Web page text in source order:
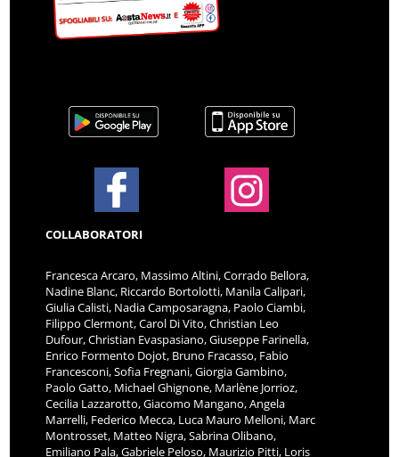
COLLABORATORI
Francesca Arcaro, Massimo Altini, Corrado Bellora,
Nadine Blanc, Riccardo Bortolotti, Manila Calipari,
Giulia Calisti, Nadia Camposaragna, Paolo Ciambi,
Filippo Clermont, Carol Di Vito, Christian Leo
Dufour, Christian Evaspasiano, Giuseppe Farinella,
Enrico Formento Dojot, Bruno Fracasso, Fabio
Francesconi, Sofia Fregnani, Giorgia Gambino,
Paolo Gatto, Michael Ghignone, Marlène Jorrioz,
Cecilia Lazzarotto, Giacomo Mangano, Angela
Marrelli, Federico Mecca, Luca Mauro Melloni, Marc
Montrosset, Matteo Nigra, Sabrina Olibano,
Emiliano Pala, Gabriele Peloso, Maurizio Pitti, Loris